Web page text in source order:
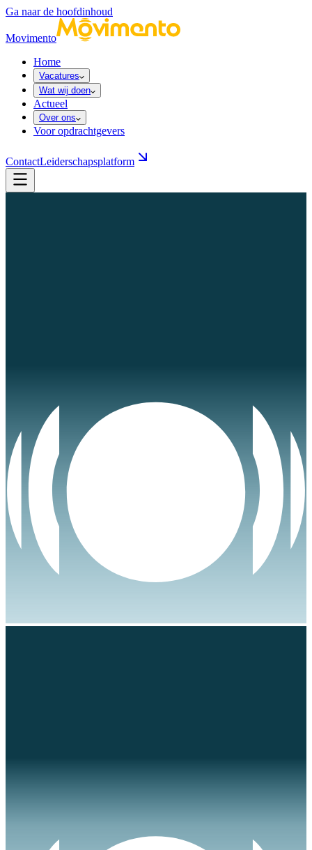
Ga naar de hoofdinhoud
Movimento
Home
Vacatures
Wat wij doen
Actueel
Over ons
Voor opdrachtgevers
ContactLeiderschapsplatform